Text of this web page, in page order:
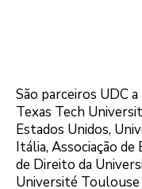
São parceiros UDC
Texas Tech
Estados Unidos,
Itália, Associação
de Direito da
Université Toulouse